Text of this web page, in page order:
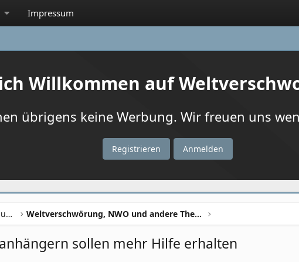
Impressum
Willkommen auf
übrigens keine Werbung. Wir freuen uns
Registrieren Anmelden
Geheimgesellschaften, Verschwörungen und NWO Weltverschwörung, NWO und andere Theorien
sollen mehr Hilfe erhalten